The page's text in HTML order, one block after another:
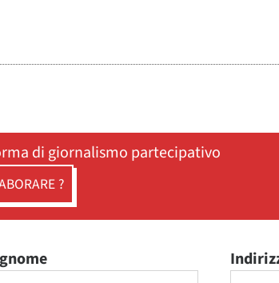
di giornalismo partecipativo
?